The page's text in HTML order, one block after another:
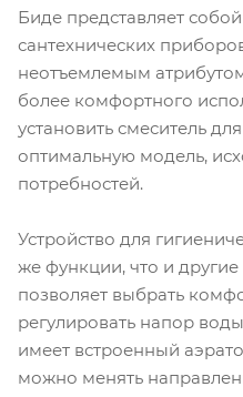
Биде представляет
сантехнических
неотъемлемым
более комфортного
установить смеситель
оптимальную модель,
потребностей.
Устройство для
же функции, что и
позволяет выбрать
регулировать напор
имеет встроенный
можно менять